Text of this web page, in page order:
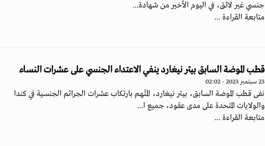
جنسي غير لائق، في اليوم الأخير من شهادة...
متابعة القراءة ...
قطب الموضة السابق بيتر نيغارد ينفي الاعتداء الجنسي على عشرات النساء
23 سبتمبر 2023 - 02:02
نفى قطب الموضة السابق، بيتر نيغارد، المتّهم بارتكاب عشرات الجرائم الجنسية في كندا
والولايات المتحدة على مدى عقود، جميع ا...
متابعة القراءة ...